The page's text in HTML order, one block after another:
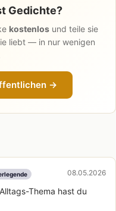
Gedichte?
kostenlos und teile sie
liebt — in nur wenigen
→
08.05.2026
Thema hast du